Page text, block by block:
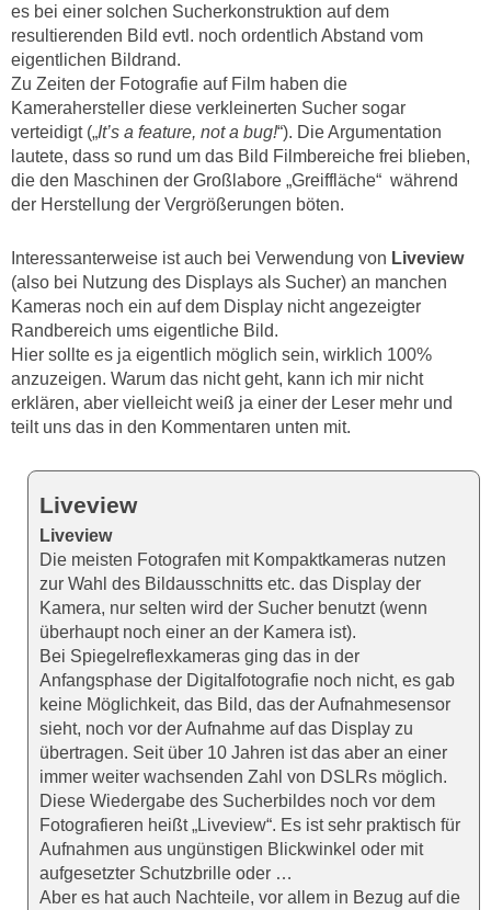
es bei einer solchen Sucherkonstruktion auf dem
resultierenden Bild evtl. noch ordentlich Abstand vom
eigentlichen Bildrand.
Zu Zeiten der Fotografie auf Film haben die
Kamerahersteller diese verkleinerten Sucher sogar
verteidigt („It’s a feature, not a bug!“). Die Argumentation
lautete, dass so rund um das Bild Filmbereiche frei blieben,
die den Maschinen der Großlabore „Greiffläche“ während
der Herstellung der Vergrößerungen böten.
Interessanterweise ist auch bei Verwendung von Liveview
(also bei Nutzung des Displays als Sucher) an manchen
Kameras noch ein auf dem Display nicht angezeigter
Randbereich ums eigentliche Bild.
Hier sollte es ja eigentlich möglich sein, wirklich 100%
anzuzeigen. Warum das nicht geht, kann ich mir nicht
erklären, aber vielleicht weiß ja einer der Leser mehr und
teilt uns das in den Kommentaren unten mit.
Liveview
Liveview
Die meisten Fotografen mit Kompaktkameras nutzen
zur Wahl des Bildausschnitts etc. das Display der
Kamera, nur selten wird der Sucher benutzt (wenn
überhaupt noch einer an der Kamera ist).
Bei Spiegelreflexkameras ging das in der
Anfangsphase der Digitalfotografie noch nicht, es gab
keine Möglichkeit, das Bild, das der Aufnahmesensor
sieht, noch vor der Aufnahme auf das Display zu
übertragen. Seit über 10 Jahren ist das aber an einer
immer weiter wachsenden Zahl von DSLRs möglich.
Diese Wiedergabe des Sucherbildes noch vor dem
Fotografieren heißt „Liveview“. Es ist sehr praktisch für
Aufnahmen aus ungünstigen Blickwinkel oder mit
aufgesetzter Schutzbrille oder …
Aber es hat auch Nachteile, vor allem in Bezug auf die